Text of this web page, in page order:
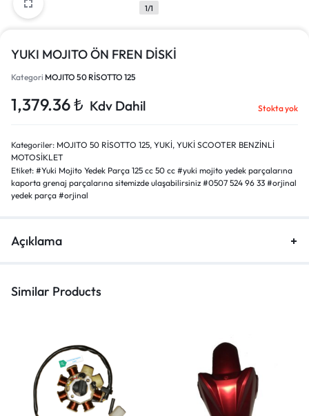
1/1
YUKI MOJITO ÖN FREN DİSKİ
Kategori MOJITO 50 RİSOTTO 125
1,379.36₺ Kdv Dahil Stokta yok
Kategoriler: MOJITO 50 RİSOTTO 125, YUKİ, YUKİ SCOOTER BENZİNLİ
MOTOSİKLET
Etiket: #Yuki Mojito Yedek Parça 125 cc 50 cc #yuki mojito yedek parçalarına
kaporta grenaj parçalarına sitemizde ulaşabilirsiniz #0507 524 96 33 #orjinal
yedek parça #orjinal
Açıklama
Similar Products